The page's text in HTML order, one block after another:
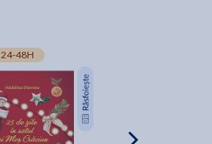
24-48H